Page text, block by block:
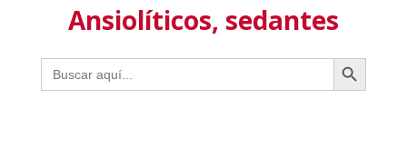
Ansiolíticos, sedantes
Buscar: Botón de búsqueda